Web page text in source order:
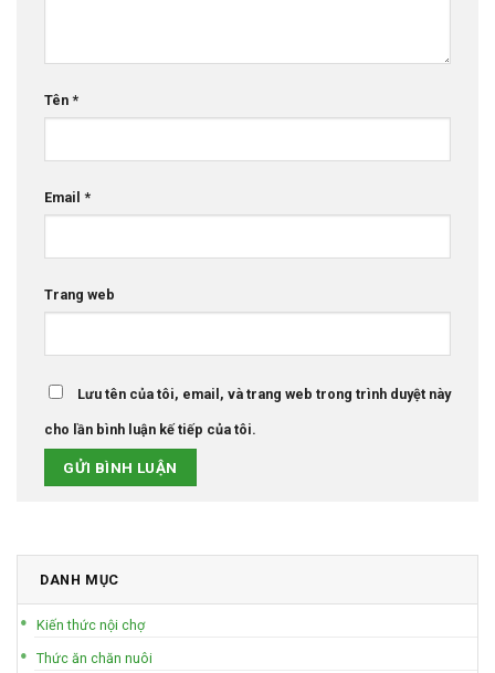
Tên *
Email *
Trang web
Lưu tên của tôi, email, và trang web trong trình duyệt này
cho lần bình luận kế tiếp của tôi.
DANH MỤC
Kiến thức nội chợ
Thức ăn chăn nuôi